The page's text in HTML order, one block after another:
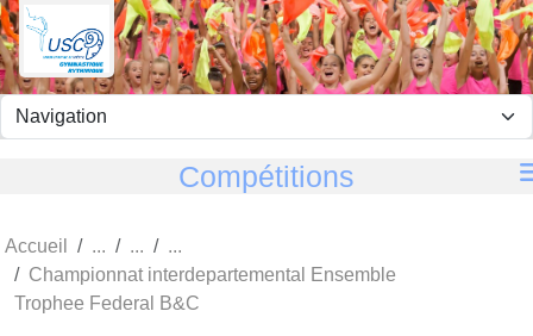
Compétitions
Accueil
Championnat interdepartemental Ensemble
Trophee Federal B&C
Panneau de gestion des cookies